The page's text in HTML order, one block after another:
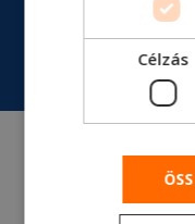
Célzás